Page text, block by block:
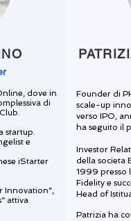
dove in
di
startup.
e
iStarter
Innovation”,
attiva
Founder di
scale-up
verso IPO,
ha seguito il
Investor
della societa
1999 presso
Fidelity e
Head of
Patrizia ha